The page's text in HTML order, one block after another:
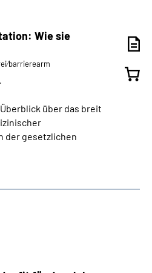
Wie sie
über das breit
der gesetzlichen